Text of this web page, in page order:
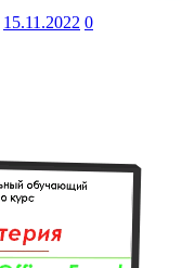
15.11.2022 0